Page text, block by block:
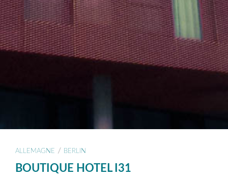
ALLEMAGNE / BERLIN
BOUTIQUE HOTEL I31